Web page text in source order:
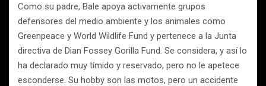
Como su padre, Bale apoya activamente grupos
defensores del medio ambiente y los animales como
Greenpeace y World Wildlife Fund y pertenece a la Junta
directiva de Dian Fossey Gorilla Fund. Se considera, y así lo
ha declarado muy tímido y reservado, pero no le apetece
esconderse. Su hobby son las motos, pero un accidente